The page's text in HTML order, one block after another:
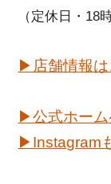
（定休日・18
▶店舗情報は
▶公式ホーム
▶Instagram